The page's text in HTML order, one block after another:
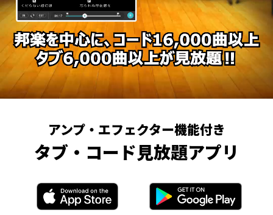
アンプ・エフェクター機能付き
タブ・コード見放題アプリ